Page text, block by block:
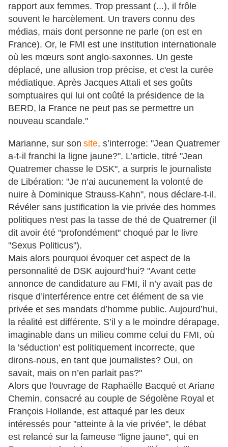
rapport aux femmes. Trop pressant (...), il frôle
souvent le harcèlement. Un travers connu des
médias, mais dont personne ne parle (on est en
France). Or, le FMI est une institution internationale
où les mœurs sont anglo-saxonnes. Un geste
déplacé, une allusion trop précise, et c'est la curée
médiatique. Après Jacques Attali et ses goûts
somptuaires qui lui ont coûté la présidence de la
BERD, la France ne peut pas se permettre un
nouveau scandale."
Marianne, sur son site, s’interroge: "Jean Quatremer
a-t-il franchi la ligne jaune?". L’article, titré "Jean
Quatremer chasse le DSK", a surpris le journaliste
de Libération: "Je n’ai aucunement la volonté de
nuire à Dominique Strauss-Kahn", nous déclare-t-il.
Révéler sans justification la vie privée des hommes
politiques n'est pas la tasse de thé de Quatremer (il
dit avoir été "profondément" choqué par le livre
"Sexus Politicus").
Mais alors pourquoi évoquer cet aspect de la
personnalité de DSK aujourd’hui? "Avant cette
annonce de candidature au FMI, il n’y avait pas de
risque d’interférence entre cet élément de sa vie
privée et ses mandats d’homme public. Aujourd’hui,
la réalité est différente. S’il y a le moindre dérapage,
imaginable dans un milieu comme celui du FMI, où
la 'séduction' est politiquement incorrecte, que
dirons-nous, en tant que journalistes? Oui, on
savait, mais on n’en parlait pas?"
Alors que l'ouvrage de Raphaëlle Bacqué et Ariane
Chemin, consacré au couple de Ségolène Royal et
François Hollande, est attaqué par les deux
intéressés pour "atteinte à la vie privée", le débat
est relancé sur la fameuse "ligne jaune", qui en